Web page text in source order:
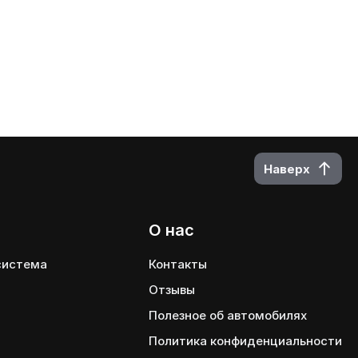
Наверх
О нас
Контакты
Отзывы
Полезное об автомобилях
Политика конфиденциальности